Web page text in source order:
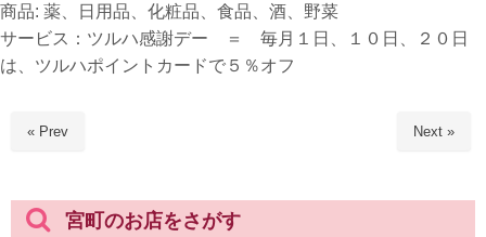
商品: 薬、日用品、化粧品、食品、酒、野菜
サービス：ツルハ感謝デー ＝ 毎月１日、１０日、２０日
は、ツルハポイントカードで５％オフ
« Prev Next »
宮町のお店をさがす